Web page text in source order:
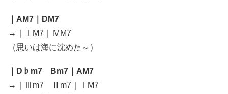
｜AM7｜DM7
→｜ⅠM7｜ⅣM7
（思いは海に沈めた～）
｜D♭m7 Bm7｜AM7
→｜Ⅲm7 Ⅱm7｜ⅠM7